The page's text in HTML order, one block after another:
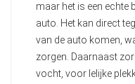
maar het is een echte
auto. Het kan direct
van de auto komen,
zorgen. Daarnaast
vocht, voor lelijke